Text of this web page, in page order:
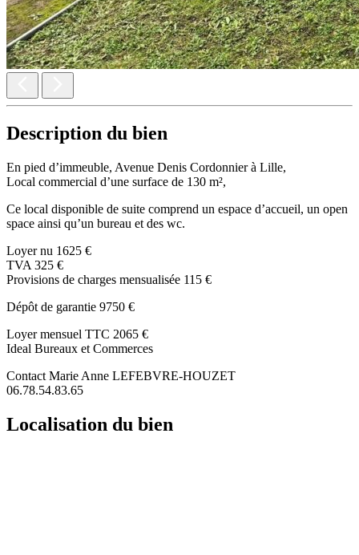
Description du bien
En pied d’immeuble, Avenue Denis Cordonnier à Lille,
Local commercial d’une surface de 130 m²,
Ce local disponible de suite comprend un espace d’accueil, un open
space ainsi qu’un bureau et des wc.
Loyer nu 1625 €
TVA 325 €
Provisions de charges mensualisée 115 €
Dépôt de garantie 9750 €
Loyer mensuel TTC 2065 €
Ideal Bureaux et Commerces
Contact Marie Anne LEFEBVRE-HOUZET
06.78.54.83.65
Localisation du bien